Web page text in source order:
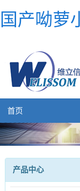
国产呦萝
首页
产品中心